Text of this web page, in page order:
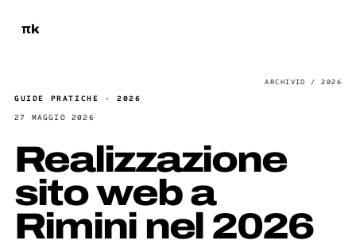
πk
GUIDE PRATICHE · 2026
27 MAGGIO 2026
Realizzazione
sito web a
Rimini nel 2026